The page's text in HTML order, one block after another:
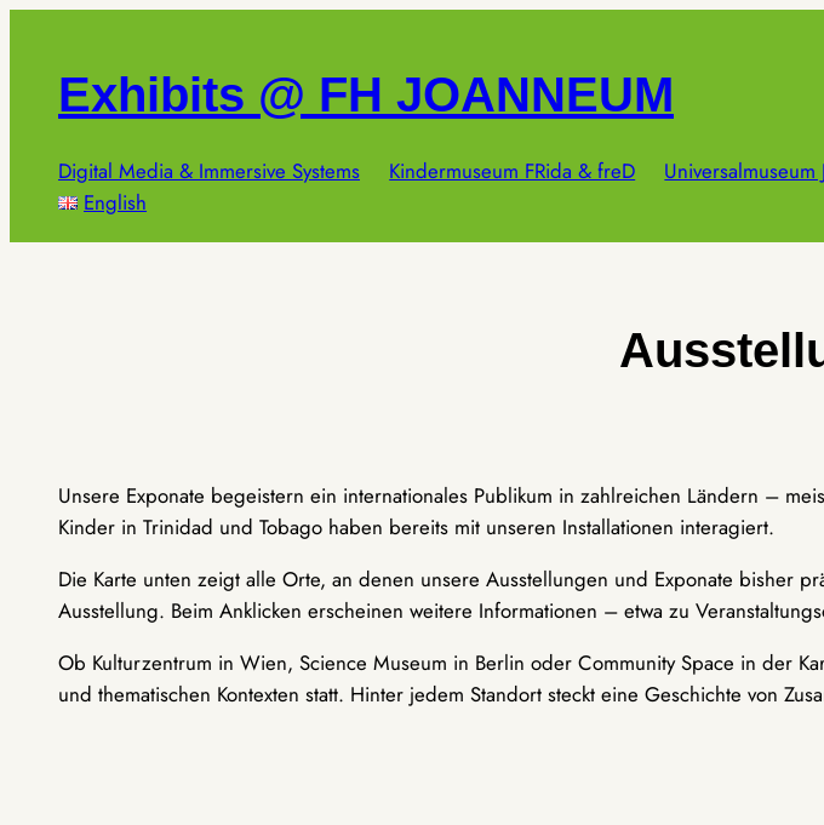
springenExhibits @ FH JOANNEUM
Digital Media & Immersive Systems Kindermuseum FRida & freD Universalmuseum
English
Unsere Exponate begeistern ein internationales Publikum in zahlreichen Ländern –
Kinder in Trinidad und Tobago haben bereits mit unseren Installationen interagiert.
Die Karte unten zeigt alle Orte, an denen unsere Ausstellungen und Exponate bisher
Ausstellung. Beim Anklicken erscheinen weitere Informationen – etwa zu
Ob Kulturzentrum in Wien, Science Museum in Berlin oder Community Space in der
und thematischen Kontexten statt. Hinter jedem Standort steckt eine Geschichte von